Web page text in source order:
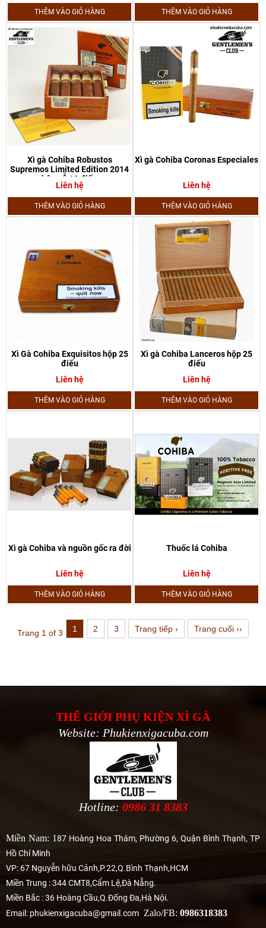
THÊM VÀO GIỎ HÀNG THÊM VÀO GIỎ HÀNG
Xì gà Cohiba Robustos
Supremos Limited Edition 2014
hộp gỗ 10 điếu
Liên hệ
THÊM VÀO GIỎ HÀNG
Xì gà Cohiba Coronas Especiales
Liên hệ
THÊM VÀO GIỎ HÀNG
Xì Gà Cohiba Exquisitos hộp 25
điếu
Liên hệ
THÊM VÀO GIỎ HÀNG
Xì gà Cohiba Lanceros hộp 25
điếu
Liên hệ
THÊM VÀO GIỎ HÀNG
Xì gà Cohiba và nguồn gốc ra đời
Liên hệ
THÊM VÀO GIỎ HÀNG
Thuốc lá Cohiba
Liên hệ
THÊM VÀO GIỎ HÀNG
Trang 1 of 3 1 2 3 Trang tiếp › Trang cuối ››
THẾ GIỚI PHỤ KIỆN XÌ GÀ
Website: Phukienxigacuba.com
Hotline: 0986 31 8383
Miền Nam: 187 Hoàng Hoa Thám, Phường 6, Quận Bình Thạnh, TP
Hồ Chí Minh
VP: 67 Nguyễn hữu Cảnh,P.22,Q.Bình Thạnh,HCM
Miền Trung : 344 CMT8,Cẩm Lệ,Đà Nẵng.
Miền Bắc : 36 Hoàng Cầu,Q.Đống Đa,Hà Nội.
Email: phukienxigacuba@gmail.com Zalo/FB: 0986318383